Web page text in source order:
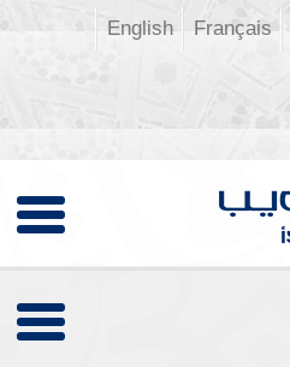
Français
English